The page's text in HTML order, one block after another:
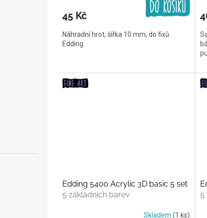
45 Kč
Náhradní hrot, šířka 10 mm, do fixů
Edding
Edding 5400 Acrylic 3D basic 5 set
5 základních barev
Skladem (1 ks)
5